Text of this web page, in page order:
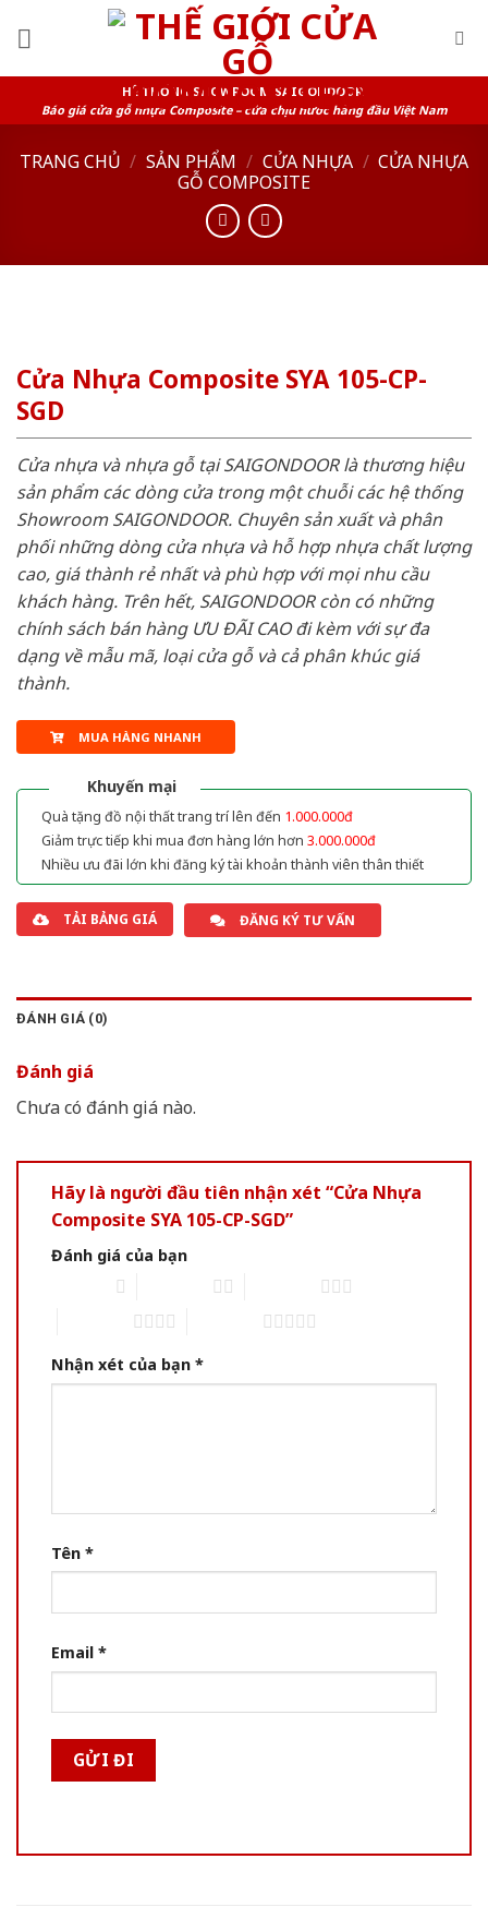
HỆ THỐNG SHOWROOM SAIGONDOOR
Báo giá cửa gỗ nhựa Composite – cửa chịu nước hàng đầu Việt Nam
TRANG CHỦ / SẢN PHẨM / CỬA NHỰA / CỬA NHỰA
GỖ COMPOSITE
Cửa Nhựa Composite SYA 105-CP-
SGD
Cửa nhựa và nhựa gỗ tại SAIGONDOOR là thương hiệu
sản phẩm các dòng cửa trong một chuỗi các hệ thống
Showroom SAIGONDOOR. Chuyên sản xuất và phân
phối những dòng cửa nhựa và hỗ hợp nhựa chất lượng
cao, giá thành rẻ nhất và phù hợp với mọi nhu cầu
khách hàng. Trên hết, SAIGONDOOR còn có những
chính sách bán hàng ƯU ĐÃI CAO đi kèm với sự đa
dạng về mẫu mã, loại cửa gỗ và cả phân khúc giá
thành.
MUA HÀNG NHANH
Khuyến mại
Quà tặng đồ nội thất trang trí lên đến 1.000.000đ
Giảm trực tiếp khi mua đơn hàng lớn hơn 3.000.000đ
Nhiều ưu đãi lớn khi đăng ký tài khoản thành viên thân thiết
TẢI BẢNG GIÁ ĐĂNG KÝ TƯ VẤN
ĐÁNH GIÁ (0)
Đánh giá
Chưa có đánh giá nào.
Hãy là người đầu tiên nhận xét “Cửa Nhựa
Composite SYA 105-CP-SGD”
Đánh giá của bạn
Nhận xét của bạn *
Tên *
Email *